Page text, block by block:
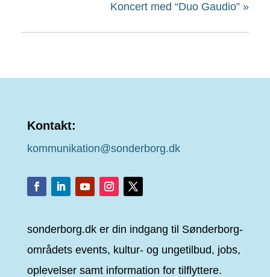
Koncert med “Duo Gaudio” »
Kontakt:
kommunikation@sonderborg.dk
sonderborg.dk er din indgang til Sønderborg-
områdets events, kultur- og ungetilbud, jobs,
oplevelser samt information for tilflyttere.